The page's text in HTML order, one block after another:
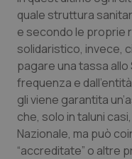
quale struttura
e secondo le proprie
solidaristico, invece,
pagare una tassa
frequenza e
gli viene garantita
che, solo in taluni
Nazionale, ma può
“accreditate” o altre